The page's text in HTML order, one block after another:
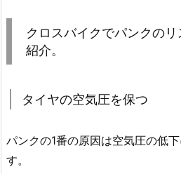
クロスバイクでパンクの
紹介。
タイヤの空気圧を保つ
パンクの1番の原因は空気圧の低
す。